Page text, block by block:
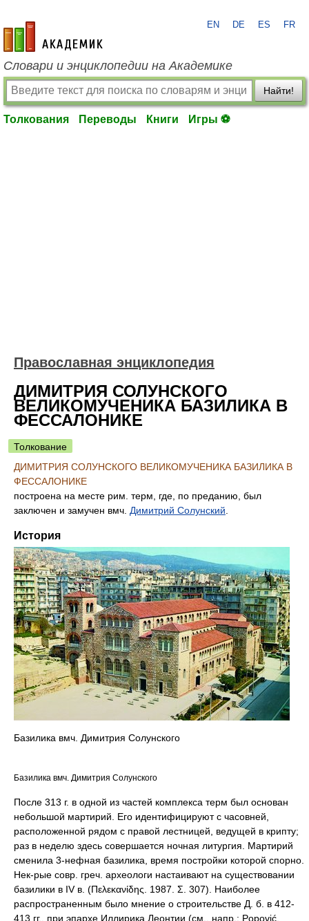
academic.ru
EN DE ES FR
Словари и энциклопедии на Академике
Найти!
Толкования Переводы Книги Игры ⚽
Православная энциклопедия
ДИМИТРИЯ СОЛУНСКОГО
ВЕЛИКОМУЧЕНИКА БАЗИЛИКА В
ФЕССАЛОНИКЕ
Толкование
ДИМИТРИЯ СОЛУНСКОГО ВЕЛИКОМУЧЕНИКА БАЗИЛИКА В
ФЕССАЛОНИКЕ
построена на месте рим. терм, где, по преданию, был
заключен и замучен вмч. Димитрий Солунский
История
Базилика вмч. Димитрия Солунского
Базилика вмч. Димитрия Солунского
После 313 г. в одной из частей комплекса терм был основан
небольшой мартирий. Его идентифицируют с часовней,
расположенной рядом с правой лестницей, ведущей в крипту;
раз в неделю здесь совершается ночная литургия. Мартирий
сменила 3-нефная базилика, время постройки которой спорно.
Нек-рые совр. греч. археологи настаивают на существовании
базилики в IV в. (Πελεκανίδης. 1987. Σ. 307). Наиболее
распространенным было мнение о строительстве Д. б. в 412-
413 гг., при эпархе Иллирика Леонтии (см., напр.: Popović.